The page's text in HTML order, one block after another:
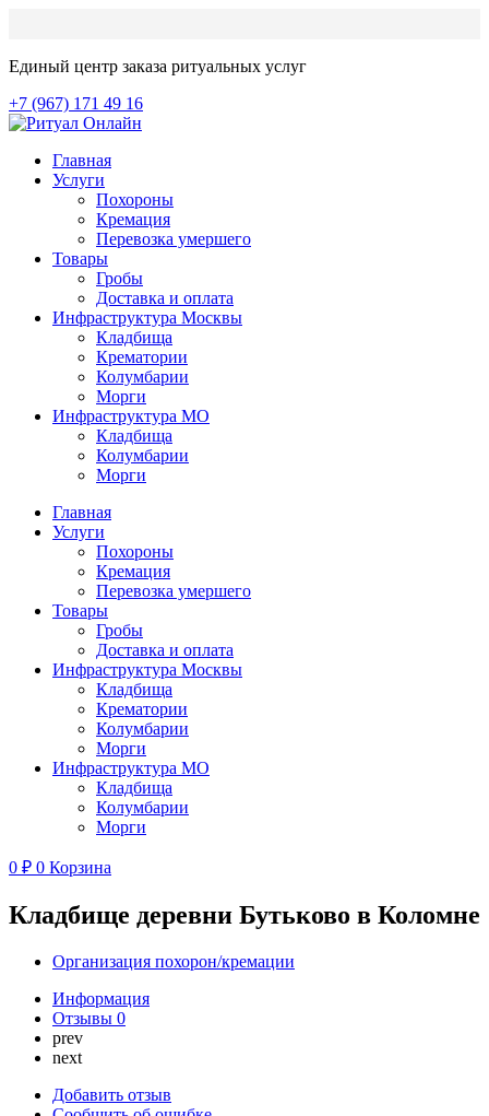
Единый центр заказа ритуальных услуг
+7 (967) 171 49 16
Главная
Услуги
Похороны
Кремация
Перевозка умершего
Товары
Гробы
Доставка и оплата
Инфраструктура Москвы
Кладбища
Крематории
Колумбарии
Морги
Инфраструктура МО
Кладбища
Колумбарии
Морги
Главная
Услуги
Похороны
Кремация
Перевозка умершего
Товары
Гробы
Доставка и оплата
Инфраструктура Москвы
Кладбища
Крематории
Колумбарии
Морги
Инфраструктура МО
Кладбища
Колумбарии
Морги
0 ₽ 0 Корзина
Кладбище деревни Бутьково в Коломне
Организация похорон/кремации
Информация
Отзывы 0
prev
next
Добавить отзыв